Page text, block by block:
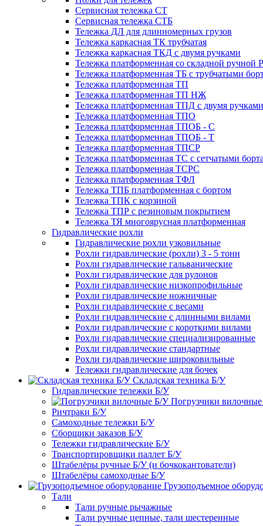
Сервисная тележка СТ
Сервисная тележка СТБ
Тележка ДЛ для длинномерных грузов
Тележка каркасная ТК трубчатая
Тележка каркасная ТКД с двумя ручками
Тележка платформенная со складной ручной
Тележка платформенная ТБ с трубчатыми
Тележка платформенная ТП
Тележка платформенная ТП НЖ
Тележка платформенная ТПД с двумя ручками
Тележка платформенная ТПО
Тележка платформенная ТПОБ - С
Тележка платформенная ТПОБ - Т
Тележка платформенная ТПСР
Тележка платформенная ТС с сетчатыми
Тележка платформенная ТСРС
Тележка платформенная ТФЛ
Тележка ТПБ платформенная с бортом
Тележка ТПК с корзиной
Тележка ТПР с резиновым покрытием
Тележка ТЯ многоярусная платформенная
Гидравлические рохли
Гидравлические рохли узковильные
Рохли гидравлические (рохли) 3 - 5 тонн
Рохли гидравлические гальванические
Рохли гидравлические для рулонов
Рохли гидравлические низкопрофильные
Рохли гидравлические ножничные
Рохли гидравлические с весами
Рохли гидравлические с длинными вилами
Рохли гидравлические с короткими вилами
Рохли гидравлические специализированные
Рохли гидравлические стандартные
Рохли гидравлические широковильные
Тележки гидравлические для бочек
Складская техника Б/У
Гидравлические тележки Б/У
Погрузчики
Ричтраки Б/У
Самоходные тележки Б/У
Сборщики заказов Б/У
Тележки гидравлические Б/У
Транспортировщики паллет Б/У
Штабелёры ручные Б/У (и бочкокантователи)
Штабелёры самоходные Б/У
Грузоподъемное
Тали
Тали ручные рычажные
Тали ручные цепные, тали шестеренные